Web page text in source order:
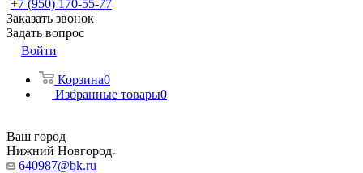
+7 (950) 170-55-77
Заказать звонок
Задать вопрос
Войти
Корзина0
Избранные товары0
Ваш город
Нижний Новгород
640987@bk.ru